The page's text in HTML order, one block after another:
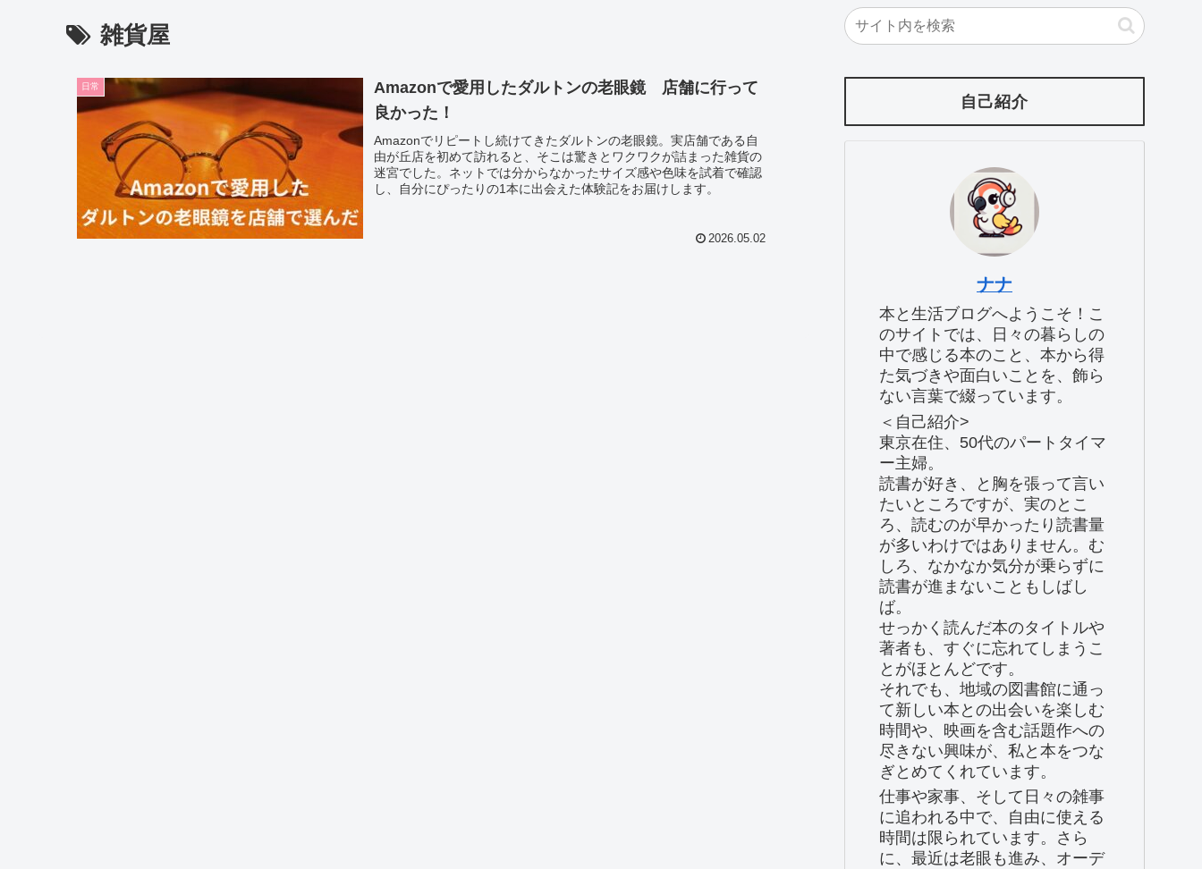
雑貨屋
日常
Amazonで愛用したダルトンの老眼鏡 店舗に行って
良かった！
Amazonでリピートし続けてきたダルトンの老眼鏡。実店舗である自
由が丘店を初めて訪れると、そこは驚きとワクワクが詰まった雑貨の
迷宮でした。ネットでは分からなかったサイズ感や色味を試着で確認
し、自分にぴったりの1本に出会えた体験記をお届けします。
2026.05.02
自己紹介
ナナ
本と生活ブログへようこそ！こ
のサイトでは、日々の暮らしの
中で感じる本のこと、本から得
た気づきや面白いことを、飾ら
ない言葉で綴っています。
＜自己紹介>
東京在住、50代のパートタイマ
ー主婦。
読書が好き、と胸を張って言い
たいところですが、実のとこ
ろ、読むのが早かったり読書量
が多いわけではありません。む
しろ、なかなか気分が乗らずに
読書が進まないこともしばし
ば。
せっかく読んだ本のタイトルや
著者も、すぐに忘れてしまうこ
とがほとんどです。
それでも、地域の図書館に通っ
て新しい本との出会いを楽しむ
時間や、映画を含む話題作への
尽きない興味が、私と本をつな
ぎとめてくれています。
仕事や家事、そして日々の雑事
に追われる中で、自由に使える
時間は限られています。さら
に、最近は老眼も進み、オーデ